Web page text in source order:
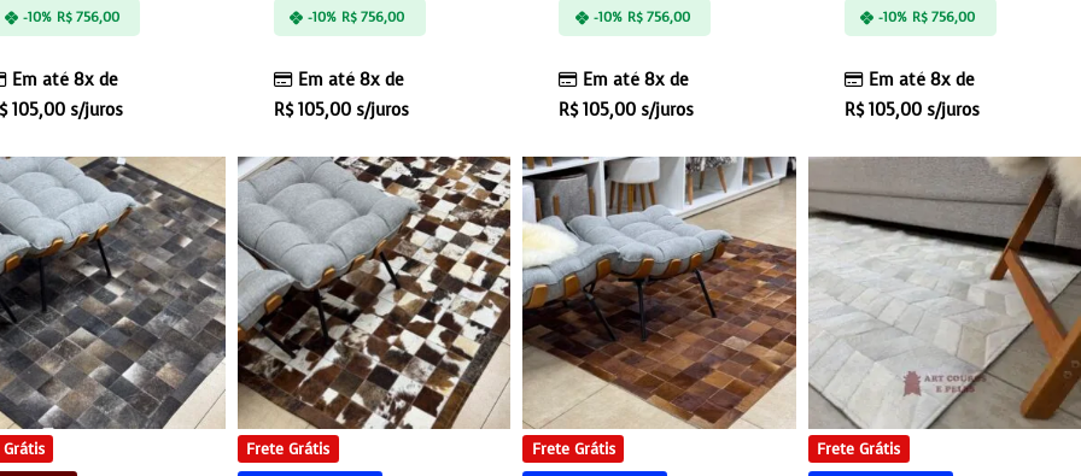
Em até 8x de
105,00 s/juros
-10% R$756,00
Em até 8x de
R$105,00s/juros
-10% R$ 756,00
Em até 8x de
R$105,00 s/juros
-10% R$756,00
Em até 8x de
R$105,00s/juros
-10% R$ 756,00
Frete Grátis
Frete Grátis
Frete Grátis